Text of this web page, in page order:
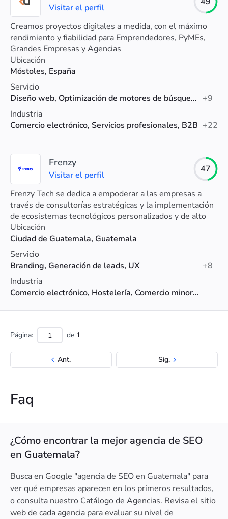
Visitar el perfil
Creamos proyectos digitales a medida, con el máximo
rendimiento y fiabilidad para Emprendedores, PyMEs,
Grandes Empresas y Agencias
Ubicación
Móstoles, España
Servicio
Diseño web, Optimización de motores de búsqueda (SEO), Email Marketing +9
Industria
Comercio electrónico, Servicios profesionales, B2B +22
Frenzy
Visitar el perfil
47
Frenzy Tech se dedica a empoderar a las empresas a
través de consultorías estratégicas y la implementación
de ecosistemas tecnológicos personalizados y de alto
rendimiento.
Ubicación
Ciudad de Guatemala, Guatemala
Servicio
Branding, Generación de leads, UX
+8
Industria
Comercio electrónico, Hostelería, Comercio minorista
Ant. Sig.
Página: de 1
Faq
¿Cómo encontrar la mejor agencia de SEO
en Guatemala?
Busca en Google "agencia de SEO en Guatemala" para
ver qué empresas aparecen en los primeros resultados,
o consulta nuestro Catálogo de Agencias. Revisa el sitio
web de cada agencia para evaluar su nivel de